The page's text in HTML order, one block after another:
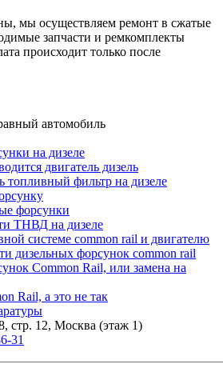
мы осуществляем ремонт в сжатые
запчасти и ремкомплекты
происходит только после
автомобиль
на дизеле
двигатель дизель
топливный фильтр на дизеле
форсунки
ТНВД на дизеле
системе common rail и двигателю
дизельных форсунок common rail
Common Rail, или замена на
Rail, а это не так
стр. 12, Москва (этаж 1)
31